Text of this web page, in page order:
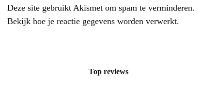
Deze site gebruikt Akismet om spam te verminderen.
Bekijk hoe je reactie gegevens worden verwerkt.
Top reviews